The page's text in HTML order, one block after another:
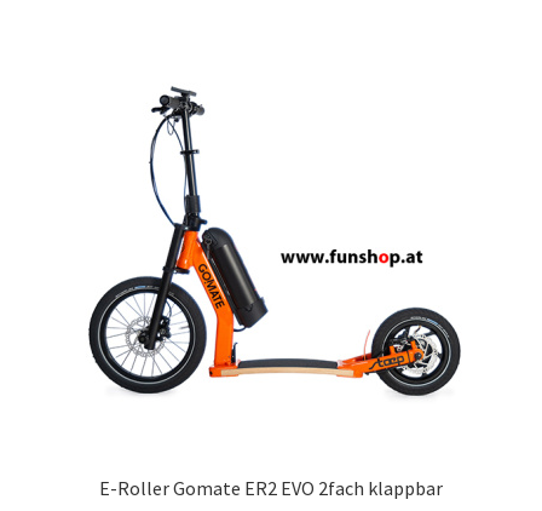
E-Roller Gomate ER2 EVO 2fach klappbar